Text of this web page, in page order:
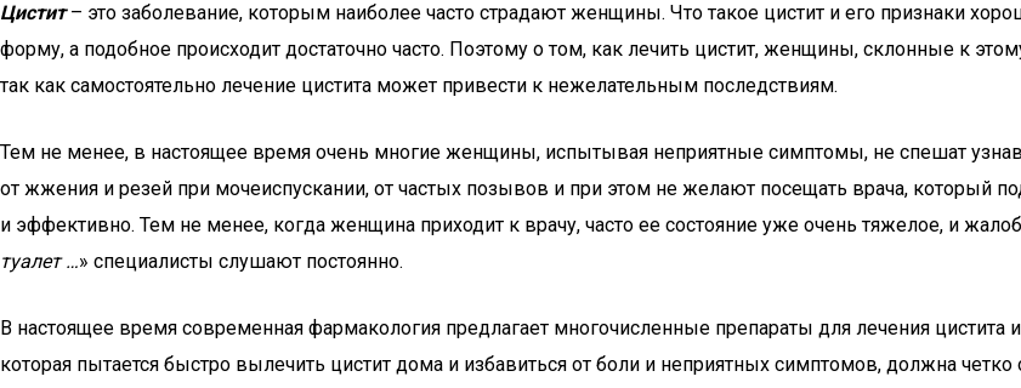
Цистит– это заболевание, которым наиболее часто страдают женщины. Что такое цистит и его признаки
форму, а подобное происходит достаточно часто. Поэтому о том, как лечить цистит, женщины, склонные к
так как самостоятельно лечение цистита может привести к нежелательным последствиям.
Тем не менее, в настоящее время очень многие женщины, испытывая неприятные симптомы, не спешат
от жжения и резей при мочеиспускании, от частых позывов и при этом не желают посещать врача, который
и эффективно. Тем не менее, когда женщина приходит к врачу, часто ее состояние уже очень тяжелое, и
туалет …» специалисты слушают постоянно.
В настоящее время современная фармакология предлагает многочисленные препараты для лечения
которая пытается быстро вылечить цистит дома и избавиться от боли и неприятных симптомов, должна